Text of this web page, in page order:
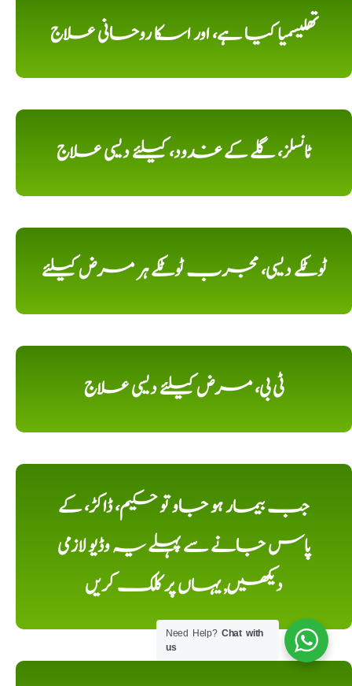
تھلیسمیا کیا ہے، اور اسکا روحانی علاج
ٹانسلز، گلے کے غدود، کیلئے دیسی علاج
ٹوٹکے دیسی، مجرب ٹوٹکے ہر مرض کیلئے
ٹی بی، مرض کیلئے دیسی علاج
جب بیمار ہو جاو تو حکیم، ڈاکڑ، کے
پاس جانے سے پہلے یہ وڈیو لازمی
دیکھیں, یہاں پر کلک کریں
Need Help?Chat with
us